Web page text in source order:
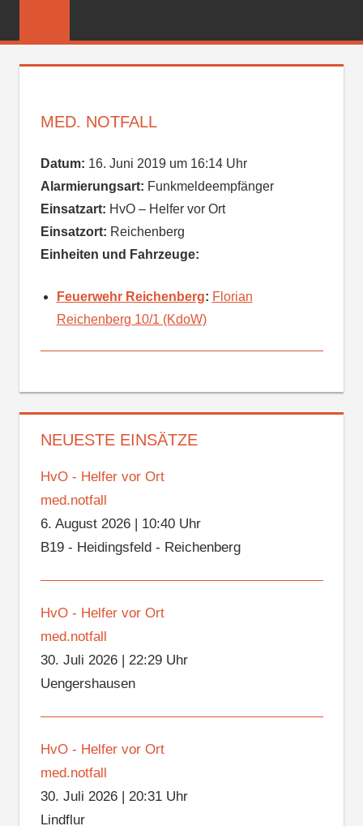
FEUERWEHR
MED. NOTFALL
Datum: 16. Juni 2019 um 16:14 Uhr
Alarmierungsart: Funkmeldeempfänger
Einsatzart: HvO – Helfer vor Ort
Einsatzort: Reichenberg
Einheiten und Fahrzeuge:
Feuerwehr Reichenberg: Florian
Reichenberg 10/1 (KdoW)
NEUESTE EINSÄTZE
HvO - Helfer vor Ort
med.notfall
6. August 2026| 10:40 Uhr
B19 - Heidingsfeld - Reichenberg
HvO - Helfer vor Ort
med.notfall
30. Juli 2026| 22:29 Uhr
Uengershausen
HvO - Helfer vor Ort
med.notfall
30. Juli 2026| 20:31 Uhr
Lindflur